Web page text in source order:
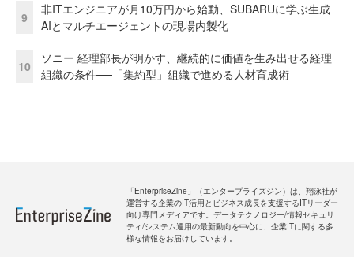
9
非ITエンジニアが月10万円から始動、SUBARUに学ぶ生成
AIとマルチエージェントの現場内製化
10
ソニー 経理部長が明かす、継続的に価値を生み出せる経理
組織の条件──「集約型」組織で進める人材育成術
「EnterpriseZine」（エンタープライズジン）は、翔泳社が
運営する企業のIT活用とビジネス成長を支援するITリーダー
向け専門メディアです。データテクノロジー/情報セキュリ
ティ/システム運用の最新動向を中心に、企業ITに関する多
様な情報をお届けしています。